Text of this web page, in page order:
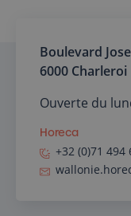
Boulevard
6000 Charleroi
Ouverte du
Horeca
+32 (0)71 494